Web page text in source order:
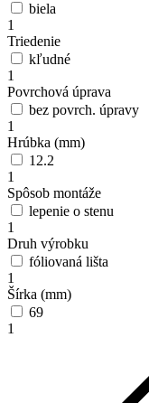
biela
1
Triedenie
kľudné
1
Povrchová úprava
bez povrch. úpravy
1
Hrúbka (mm)
12.2
1
Spôsob montáže
lepenie o stenu
1
Druh výrobku
fóliovaná lišta
1
Šírka (mm)
69
1